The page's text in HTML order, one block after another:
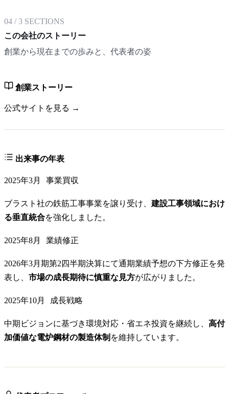
04 /3 SECTIONS
この会社のストーリー
創業から現在までの歩みと、代表者の姿
創業ストーリー
公式サイトを見る →
出来事の年表
2025年3月 事業買収
ブラスト社の鉄筋工事事業を譲り受け、 建設工事領域におけ
る垂直統合を強化しました。
2025年8月 業績修正
2026年3月期第2四半期決算にて通期業績予想の下方修正を発
表し、 市場の成長期待に慎重な見方が広がりました。
2025年10月 成長戦略
中期ビジョンに基づき環境対応・省エネ投資を継続し、 高付
加価値な電炉鋼材の製造体制 を維持しています。